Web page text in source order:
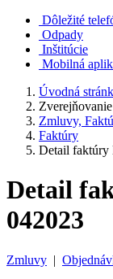
Dôležité
Odpady
Inštitúcie
Mobilná
Úvodná
Zverejňovanie
Zmluvy,
Faktúry
Detail faktúry
Detail
042023
Zmluvy |